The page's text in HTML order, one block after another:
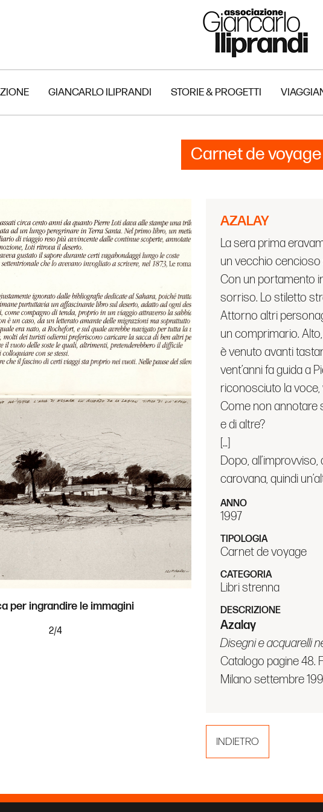
GIANCARLO ILIPRANDI STORIE & PROGETTI
Carnet de voyage
per ingrandire le immagini
2/4
AZALAY
La sera prima
un vecchio cencioso
Con un portamento
sorriso. Lo stiletto
Attorno altri
un comprimario.
è venuto avanti
vent’anni fa guida a
riconosciuto la
Come non annotare
e di altre?
[…]
Dopo,
carovana, quindi
ANNO
1997
TIPOLOGIA
Carnet de voyage
CATEGORIA
Libri strenna
DESCRIZIONE
Azalay
Disegni e acquarelli
Catalogo pagine 48.
Milano settembre
INDIETRO